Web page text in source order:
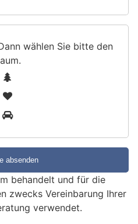
wählen Sie bitte den
.
behandelt und für die
zwecks Vereinbarung Ihrer
verwendet.